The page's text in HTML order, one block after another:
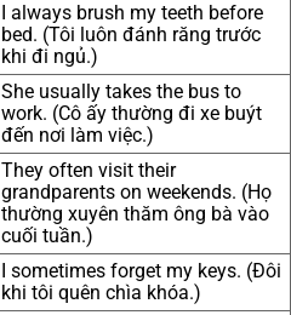
I always brush my teeth before
bed. (Tôi luôn đánh răng trước
khi đi ngủ.)
She usually takes the bus to
work. (Cô ấy thường đi xe buýt
đến nơi làm việc.)
They often visit their
grandparents on weekends. (Họ
thường xuyên thăm ông bà vào
cuối tuần.)
I sometimes forget my keys. (Đôi
khi tôi quên chìa khóa.)